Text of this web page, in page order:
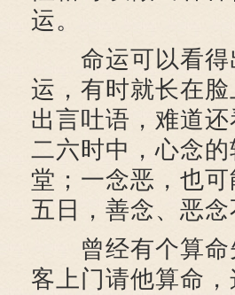
运。
命运可以看得
运，有时就长在
出言吐语，难道
二六时中，心念
堂；一念恶，也可
五日，善念、恶
曾经有个算命
客上门请他算命